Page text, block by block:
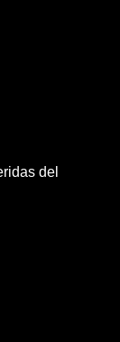
del